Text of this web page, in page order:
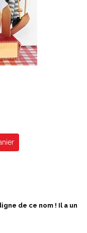
de ce nom ! Il a un